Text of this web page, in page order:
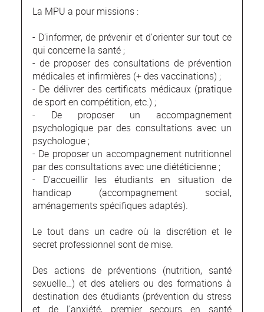
La MPU a pour missions :
- D'informer, de prévenir et d'orienter sur tout ce
qui concerne la santé ;
- de proposer des consultations de prévention
médicales et infirmières (+ des vaccinations) ;
- De délivrer des certificats médicaux (pratique
de sport en compétition, etc.) ;
- De proposer un accompagnement
psychologique par des consultations avec un
psychologue ;
- De proposer un accompagnement nutritionnel
par des consultations avec une diététicienne ;
- D'accueillir les étudiants en situation de
handicap (accompagnement social,
aménagements spécifiques adaptés).
Le tout dans un cadre où la discrétion et le
secret professionnel sont de mise.
Des actions de préventions (nutrition, santé
sexuelle…) et des ateliers ou des formations à
destination des étudiants (prévention du stress
et de l’anxiété, premier secours en santé